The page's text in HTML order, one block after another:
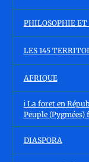
PHILOSOPHIE
LES 145
AFRIQUE
ℹ️ La foret en
Peuple (Pygmées)
DIASPORA